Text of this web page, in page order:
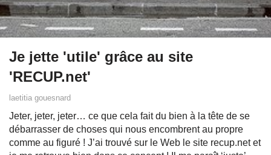
Je jette 'utile' grâce au site
'RECUP.net'
laetitia gouesnard
Jeter, jeter, jeter… ce que cela fait du bien à la tête de se
débarrasser de choses qui nous encombrent au propre
comme au figuré ! J’ai trouvé sur le Web le site recup.net et